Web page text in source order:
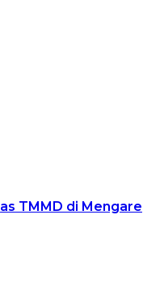
TMMD di Mengare